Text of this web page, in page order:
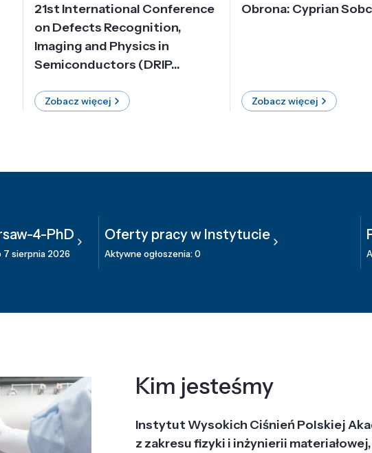
21st International Conference
on Defects Recognition,
Imaging and Physics in
Semiconductors (DRIP...
Zobacz więcej
Obrona: Cyprian
Zobacz więcej
4-PhD
7 sierpnia 2026
Oferty pracy w Instytucie
Aktywne ogłoszenia: 0
Kim jesteśmy
Instytut Wysokich Ciśnień Polskiej
z zakresu fizyki i inżynierii